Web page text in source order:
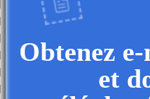
Obtenez
et